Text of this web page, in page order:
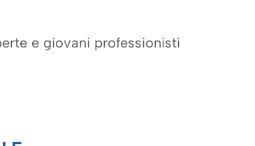
e giovani professionisti